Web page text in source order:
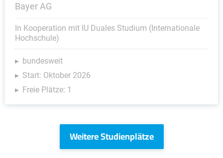
Bayer AG
In Kooperation mit IU Duales Studium (Internationale
Hochschule)
bundesweit
Start: Oktober 2026
Freie Plätze: 1
Weitere Studienplätze